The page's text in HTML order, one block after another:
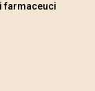
farmaceuci